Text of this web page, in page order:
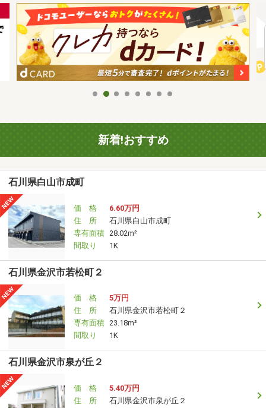
新着!おすすめ
石川県白山市成町
価 格
6.60万円
住 所
石川県白山市成町
専有面積 28.02m²
間取り
1K
石川県金沢市若松町２
価 格
5万円
住 所
石川県金沢市若松町２
専有面積 23.18m²
間取り
1K
石川県金沢市泉が丘２
価 格
5.40万円
住 所
石川県金沢市泉が丘２